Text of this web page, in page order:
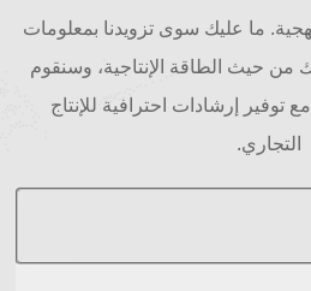
ما عليك سوى تزويدنا بمعلومات
من حيث الطاقة الإنتاجية، وسنقوم
إرشادات احترافية للإنتاج
التجاري.